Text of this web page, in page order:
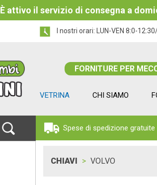
È attivo il servizio di consegna a
I nostri orari: LUN-VEN 8:0-
FORNITURE PER
VETRINA CHI SIAMO
Spese di spedizione
CHIAVI VOLVO